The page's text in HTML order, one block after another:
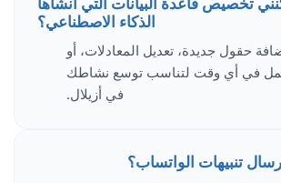
الذكاء الاصطناعي؟
حقول جديدة، تعديل المعادلات، أو
في أي وقت لتناسب توسع نشاطك
في أزيلال.
تنبيهات الواتساب؟